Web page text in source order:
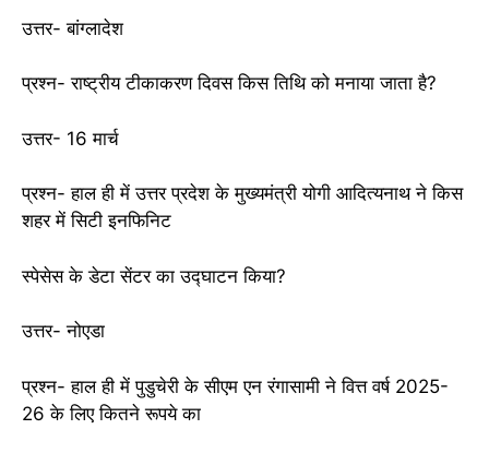
उत्तर- बांग्लादेश
प्रश्न- राष्ट्रीय टीकाकरण दिवस किस तिथि को मनाया जाता है?
उत्तर- 16 मार्च
प्रश्न- हाल ही में उत्तर प्रदेश के मुख्यमंत्री योगी आदित्यनाथ ने किस
शहर में सिटी इनफिनिट
स्पेसेस के डेटा सेंटर का उद्घाटन किया?
उत्तर- नोएडा
प्रश्न- हाल ही में पुडुचेरी के सीएम एन रंगासामी ने वित्त वर्ष 2025-
26 के लिए कितने रूपये का